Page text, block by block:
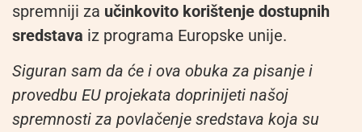
spremniji za učinkovito korištenje dostupnih
sredstava iz programa Europske unije.
Siguran sam da će i ova obuka za pisanje i
provedbu EU projekata doprinijeti našoj
spremnosti za povlačenje sredstava koja su